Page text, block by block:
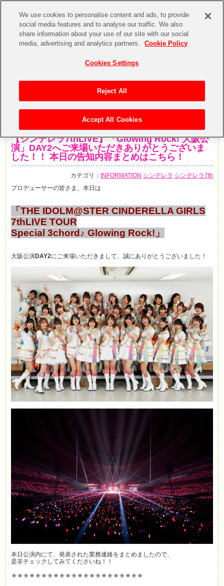
【シンデレラ7thLIVE】「Glowing Rock! 大阪公
演」DAY2へご来場いただきありがとうございま
した！！ 本日の告知内容まとめはこちら！
カテゴリ： INFORMATION シンデレラ シンデレラ7th
プロデューサーの皆さま、本日は
「THE IDOLM@STER CINDERELLA GIRLS
7thLIVE TOUR
Special 3chord♪ Glowing Rock!」
大阪公演DAY2にご来場いただきまして、誠にありがとうございました！
本日公演内にて、発表された業務連絡をまとめましたので、
是非チェックしてみてくださいね！！
★★★★★★★★★★★★★★★★★★★★★★
We use cookies to personalise content and ads, to provide
social media features and to analyse our traffic. We also
share information about your use of our site with our social
media, advertising and analytics partners.
Cookie Policy
Cookies Settings
Reject All
Accept All Cookies